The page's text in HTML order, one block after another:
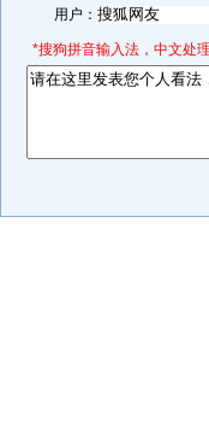
用户：
*搜狗拼音输入法，中文处